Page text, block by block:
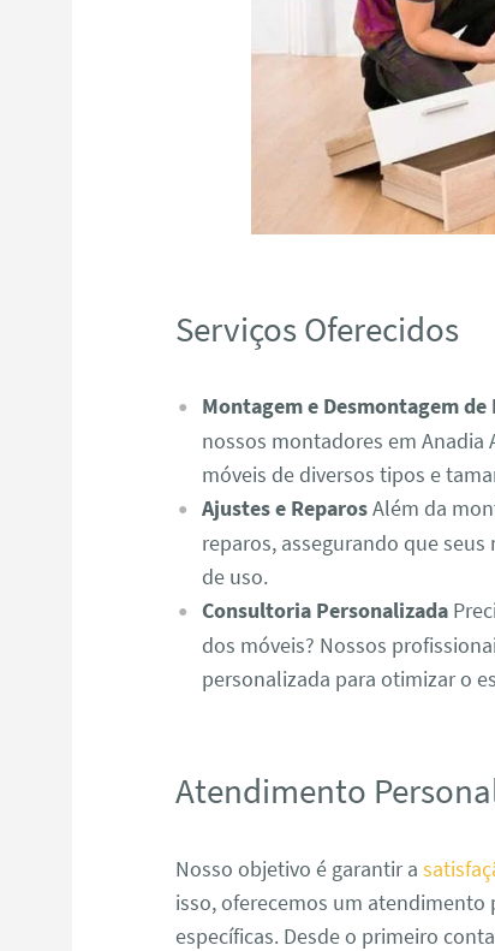
Serviços Oferecidos
Montagem e Desmontagem de
nossos montadores em
móveis de diversos tipos e
Ajustes e ReparosAlém da
reparos, assegurando que
de uso.
Consultoria Personalizada
dos móveis? Nossos
personalizada para otimizar o
Atendimento
Nosso objetivo é garantir a
isso, oferecemos um atendimento
específicas. Desde o primeiro